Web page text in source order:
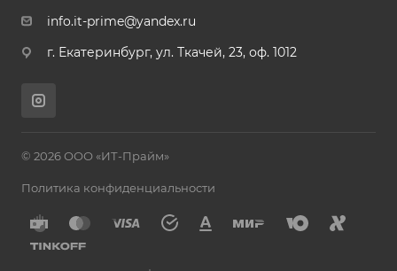
info.it-prime@yandex.ru
г. Екатеринбург, ул. Ткачей, 23, оф. 1012
© 2026 ООО «ИТ-Прайм»
Политика конфиденциальности